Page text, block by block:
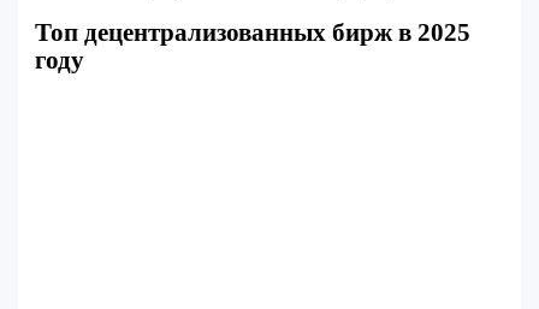
Топ децентрализованных бирж в 2025
году